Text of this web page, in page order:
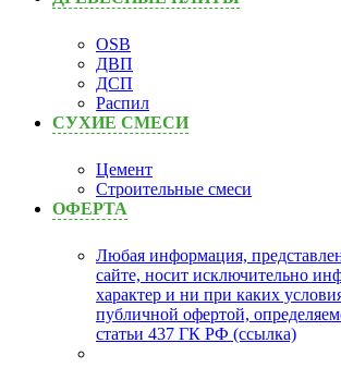
OSB
ДВП
ДСП
Распил
СУХИЕ СМЕСИ
Цемент
Строительные смеси
ОФЕРТА
Любая информация,
сайте, носит исключительно
характер и ни при каких
публичной офертой,
статьи 437 ГК РФ (ссылка)